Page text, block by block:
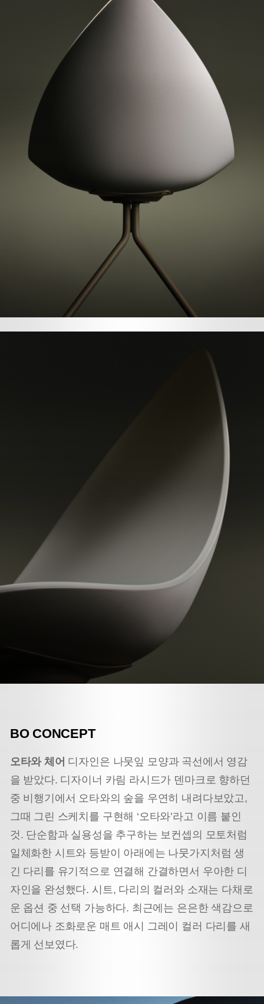
BO CONCEPT
오타와 체어 디자인은 나뭇잎 모양과 곡선에서 영감
을 받았다. 디자이너 카림 라시드가 덴마크로 향하던
중 비행기에서 오타와의 숲을 우연히 내려다보았고,
그때 그린 스케치를 구현해 ‘오타와’라고 이름 붙인
것. 단순함과 실용성을 추구하는 보컨셉의 모토처럼
일체화한 시트와 등받이 아래에는 나뭇가지처럼 생
긴 다리를 유기적으로 연결해 간결하면서 우아한 디
자인을 완성했다. 시트, 다리의 컬러와 소재는 다채로
운 옵션 중 선택 가능하다. 최근에는 은은한 색감으로
어디에나 조화로운 매트 애시 그레이 컬러 다리를 새
롭게 선보였다.